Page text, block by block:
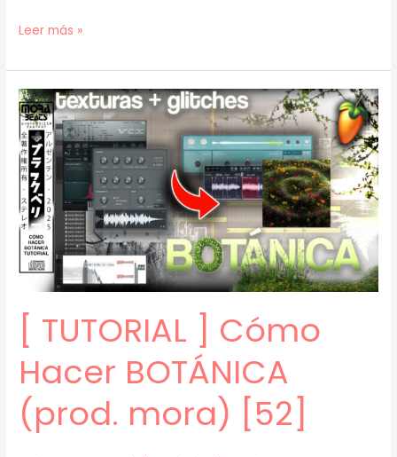
[
]
Cómo
Hacer
BOTÁNICA
pt.
2
(prod.
mora)
[53]
Leer más »
[ TUTORIAL ] Cómo
Hacer BOTÁNICA
(prod. mora) [52]